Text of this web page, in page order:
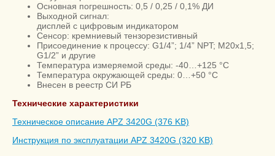
Основная погрешность: 0,5 / 0,25 / 0,1% ДИ
Выходной сигнал:
дисплей с цифровым индикатором
Сенсор: кремниевый тензорезистивный
Присоединение к процессу: G1/4”; 1/4” NPT; M20x1,5;
G1/2” и другие
Температура измеряемой среды: -40…+125 °C
Температура окружающей среды: 0…+50 °C
Внесен в реестр СИ РБ
Технические характеристики
Техническое описание APZ 3420G (376 KB)
Инструкция по эксплуатации APZ 3420G (320 KB)